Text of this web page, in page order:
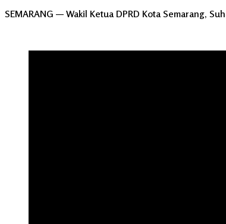
SEMARANG — Wakil Ketua DPRD Kota Semarang,